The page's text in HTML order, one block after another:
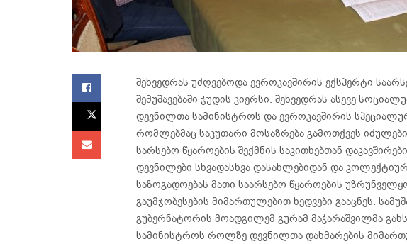
შეხვედრას უძღვებოდა ევროკავშირის ექსპერტი
შემუშავებაში ჯუდის კიერსი. შეხვედრას ასევე
დევნილთა სამინისტროს და ევროკავშირის
რომლებმაც საკუთარი მოსაზრება გამოთქვეს
სარსებო წყაროების შექმნის საკითხებთან
დევნილები სხვადასხვა დასახლებიდან და
საზოგადოებას მათი საარსებო წყაროების
გაუმჯობესების მიმართულებით ხედვები გააცნეს.
გუბერნატორის მოადგილემ გურამ მაჭარაშვილმა
სამინისტროს როლზე დევნილთა დახმარების